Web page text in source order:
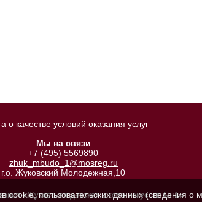
о качестве условий оказания услуг
Мы на связи
+7 (495) 5569890
zhuk_mbudo_1@mosreg.ru
г.о. Жуковский Молодежная,10
«Жуковская детская школа искусств № 1»
cookie, пользовательских данных (сведения